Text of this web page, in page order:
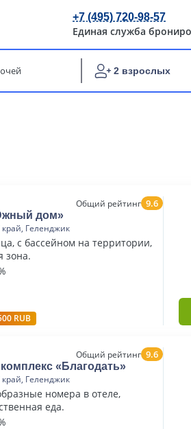
+7 (495) 720-98-57
Единая служба
2 взрослых
Общий рейтинг 9.6
дом»
Геленджик
с бассейном на территории,
зона.
RUB
Общий рейтинг 9.6
«Благодать»
Геленджик
номера в отеле,
еда.